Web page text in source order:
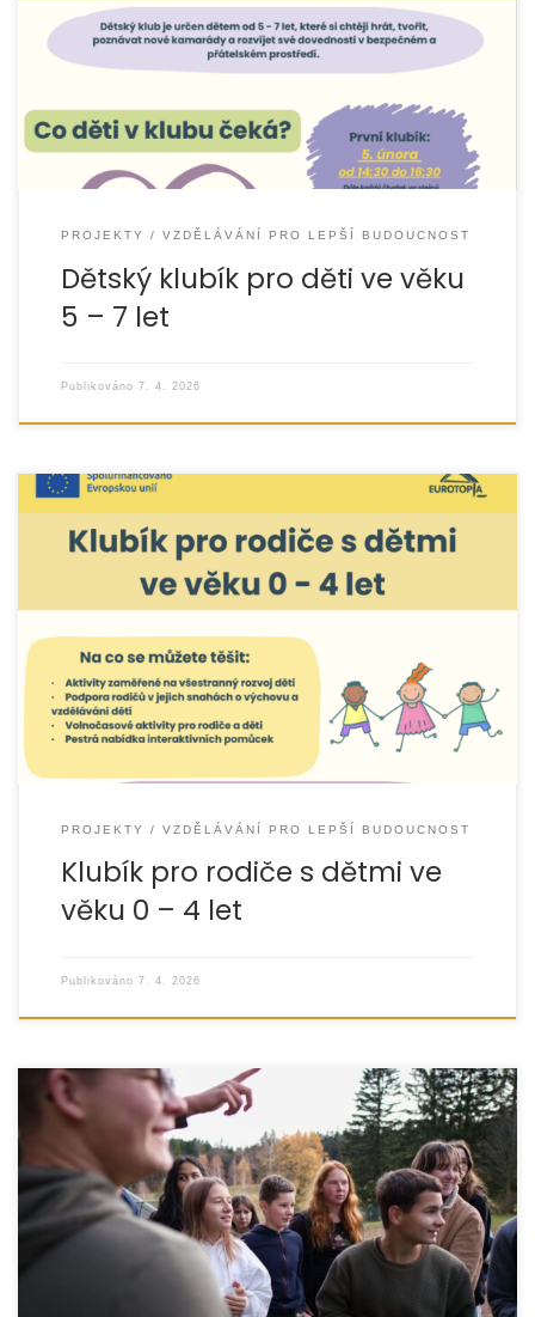
PROJEKTY VZDĚLÁVÁNÍ PRO LEPŠÍ BUDOUCNOST
Dětský klubík pro děti ve věku
5 – 7 let
Publikováno 7. 4. 2026
PROJEKTY VZDĚLÁVÁNÍ PRO LEPŠÍ BUDOUCNOST
Klubík pro rodiče s dětmi ve
věku 0 – 4 let
Publikováno 7. 4. 2026
Máme velkou radost, že náš projekt „Rosteme spolu“
získal podporu v rámci programu Bertík pomáhá 2026,
který realizuje Nadační fond Albert.